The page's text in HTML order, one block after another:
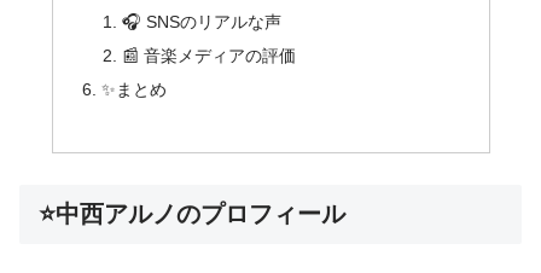
🎧 SNSのリアルな声
📰 音楽メディアの評価
✨まとめ
⭐中西アルノのプロフィール